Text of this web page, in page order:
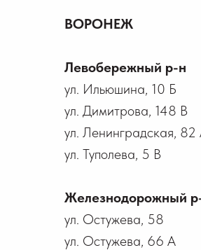
ВОРОНЕЖ
Левобережный р-н
ул. Ильюшина, 10 Б
ул. Димитрова, 148 В
ул. Ленинградская, 82
ул. Туполева, 5 В
Железнодорожный
ул. Остужева, 58
ул. Остужева, 66 А